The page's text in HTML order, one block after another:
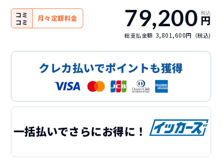
コミ
コミ
月々定額料金 79,200 税込
円
総支払金額 3,801,600円（税込)
クレカ払いでポイントも獲得
一括払いでさらにお得に！